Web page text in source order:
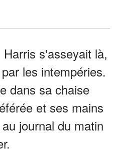
s'asseyait là,
les intempéries.
dans sa chaise
et ses mains
journal du matin